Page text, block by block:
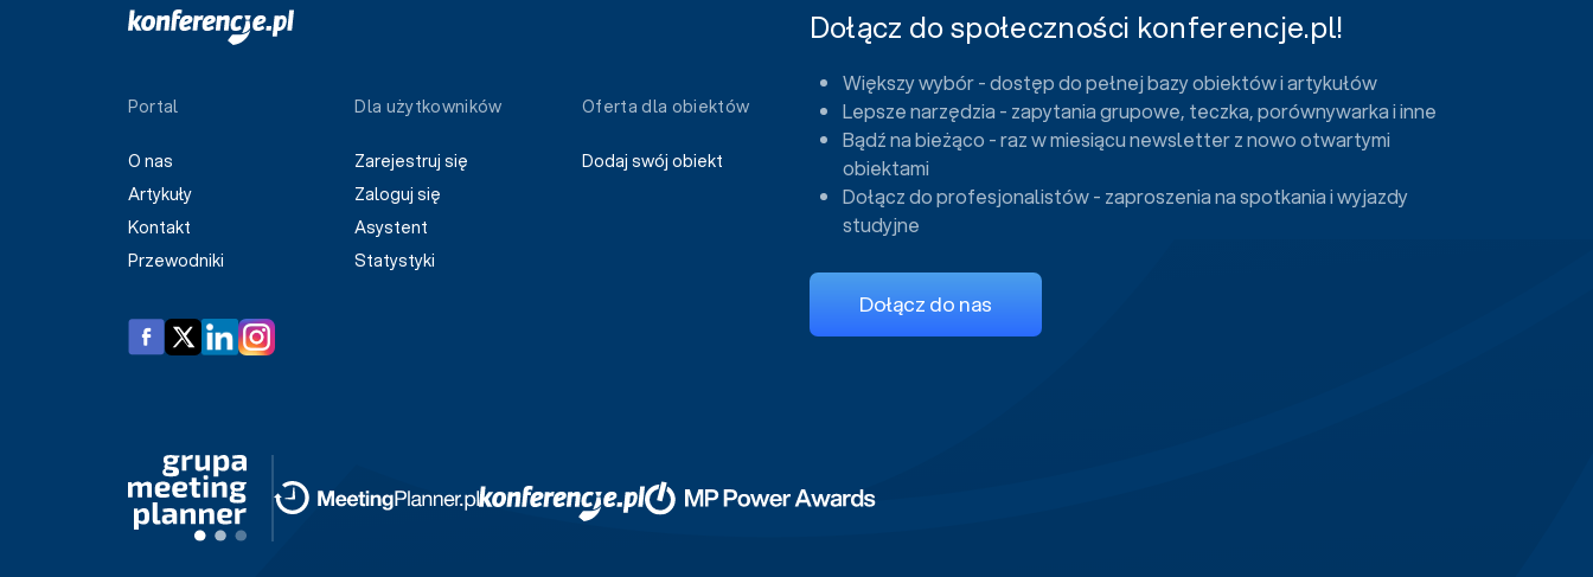
Portal
O nas
Artykuły
Kontakt
Przewodniki
Dla użytkowników
Zarejestruj się
Zaloguj się
Asystent
Statystyki
Oferta dla obiektów
Dodaj swój obiekt
Dołącz do społeczności konferencje.pl!
Większy wybór - dostęp do pełnej bazy obiektów i artykułów
Lepsze narzędzia - zapytania grupowe, teczka, porównywarka i inne
Bądź na bieżąco - raz w miesiącu newsletter z nowo otwartymi
obiektami
Dołącz do profesjonalistów - zaproszenia na spotkania i wyjazdy
studyjne
Dołącz do nas